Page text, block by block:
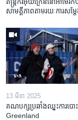
សាមគ្គីភាព​តាម​រយៈ​ការសម្ត
13 មីនា 2025
គណបក្ស​ប្រឆាំង​ឈ្នះ​ការបោ
Greenland